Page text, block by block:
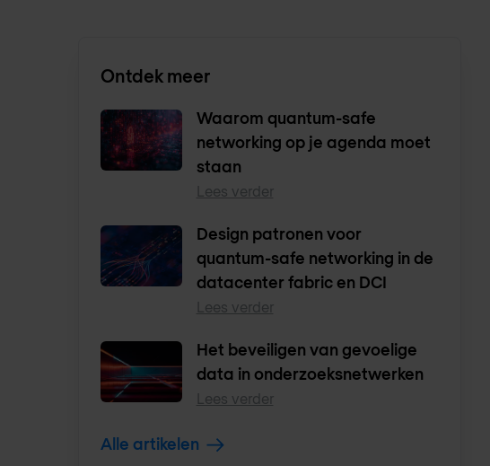
Ontdek meer
Waarom quantum-safe
networking op je agenda moet
staan
Lees verder
Design patronen voor
quantum-safe networking in de
datacenter fabric en DCI
Lees verder
Het beveiligen van gevoelige
data in onderzoeksnetwerken
Lees verder
Alle artikelen